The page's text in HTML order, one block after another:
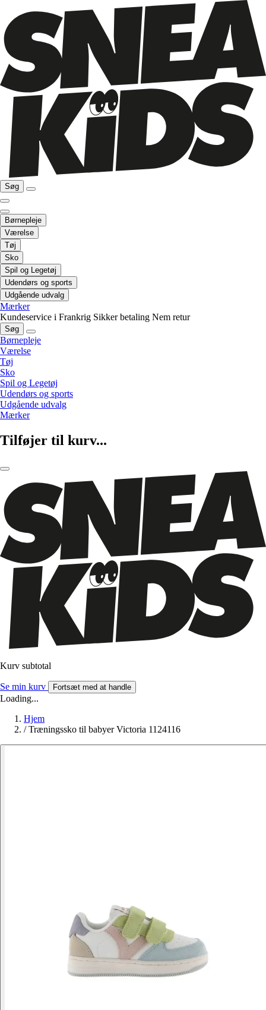
Søg
Børnepleje
Værelse
Tøj
Sko
Spil og Legetøj
Udendørs og sports
Udgående udvalg
Mærker
Kundeservice i Frankrig Sikker betaling Nem retur
Søg
Børnepleje
Værelse
Tøj
Sko
Spil og Legetøj
Udendørs og sports
Udgående udvalg
Mærker
Tilføjer til kurv...
Kurv subtotal
Se min kurv Fortsæt med at handle
Loading...
Hjem
/ Træningssko til babyer Victoria 1124116